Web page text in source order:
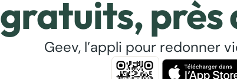
gratuits, près
Geev, l’appli pour redonner